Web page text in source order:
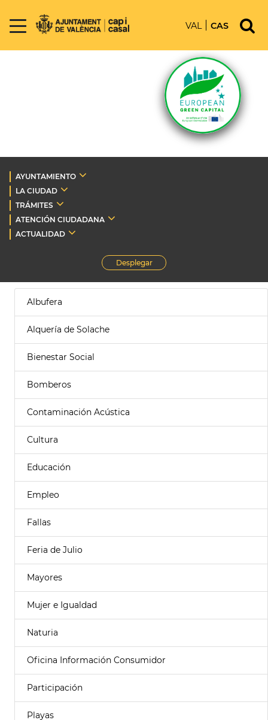
VAL CAS
AYUNTAMIENTO
LA CIUDAD
TRÁMITES
ATENCIÓN CIUDADANA
ACTUALIDAD
Desplegar
Albufera
Alquería de Solache
Bienestar Social
Bomberos
Contaminación Acústica
Cultura
Educación
Empleo
Fallas
Feria de Julio
Mayores
Mujer e Igualdad
Naturia
Oficina Información Consumidor
Participación
Playas